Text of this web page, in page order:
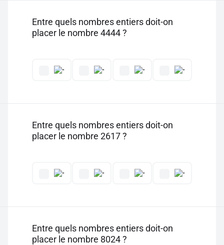
Entre quels nombres entiers doit-on
placer le nombre 4444 ?
Entre quels nombres entiers doit-on
placer le nombre 2617 ?
Entre quels nombres entiers doit-on
placer le nombre 8024 ?